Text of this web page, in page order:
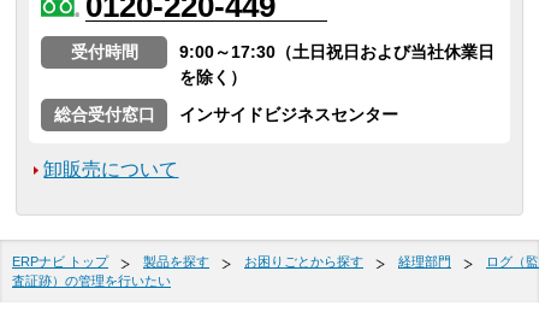
受付時間
9:00～17:30（土日祝日および当社休業日
を除く）
総合受付窓口
インサイドビジネスセンター
卸販売について
ERPナビ トップ 製品を探す お困りごとから探す 経理部門
ログ（監
査証跡）の管理を行いたい